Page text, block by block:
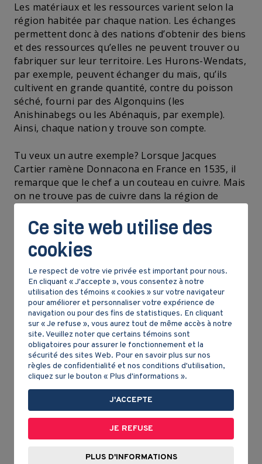
Les matériaux et les ressources varient selon la
région habitée par chaque nation. Les échanges
permettent donc à des nations d’obtenir des biens
et des ressources qu’elles ne peuvent trouver ou
fabriquer sur leur territoire. Les Hurons-Wendats,
par exemple, peuvent échanger du maïs, qu’ils
cultivent en grande quantité, contre du poisson
séché, fourni par des Algonquins (les
Anishinabegs ou les Abénaquis, par exemple).
Ainsi, chaque nation y trouve son compte.
Tu veux un autre exemple? Lorsque Jacques
Cartier ramène Donnacona en France en 1535, il
remarque que le chef a un couteau en cuivre. Mais
on ne trouve pas de cuivre dans la région de
Québec, où habite le chef. Il n’y en a qu’à un
endroit : près du lac Supérieur. Observe sur une
carte la distance entre le lac Supérieur et Québec,
c’est très loin. Les Iroquoiens du Saint-Laurent ont
d’échanges.
Les échanges ont généralement lieu en été,
lorsqu’il est plus facile de se déplacer sur de
grandes distances. Ce sont des moments de fêtes
pour lesAutochtones. Les nations qui sont
regroupées enconfédération, comme les
Hurons-Wendats et la Ligue des Cinq Nations
(Haudenosaunee), rendent plus faciles ces
Le savais-tu?
Qu’est-ce qui nous prouve que les nations
Ce site web utilise des
cookies
Le respect de votre vie privée est important pour nous.
En cliquant « J'accepte », vous consentez à notre
utilisation des témoins « cookies » sur votre navigateur
pour améliorer et personnaliser votre expérience de
navigation ou pour des fins de statistiques. En cliquant
sur « Je refuse », vous aurez tout de même accès à notre
site. Veuillez noter que certains témoins sont
obligatoires pour assurer le fonctionnement et la
sécurité des sites Web. Pour en savoir plus sur nos
règles de confidentialité et nos conditions d'utilisation,
cliquez sur le bouton « Plus d'informations ».
J'ACCEPTE
JE REFUSE
PLUS D'INFORMATIONS